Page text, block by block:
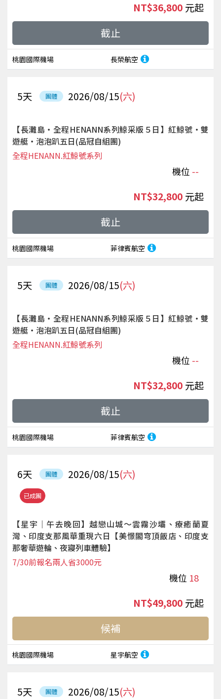
桃園國際機場 長榮航空
NT$36,800 起
截止
團體 2026/08/15(六)
5天
【長灘島‧全程HENANN系列鯨采版５日】紅鯨號‧雙
遊艇‧泡泡趴五日(品冠自組團)
機位 --
全程HENANN.紅鯨號系列
桃園國際機場 菲律賓航空
NT$32,800 起
截止
團體 2026/08/15(六)
5天
【長灘島‧全程HENANN系列鯨采版５日】紅鯨號‧雙
遊艇‧泡泡趴五日(品冠自組團)
機位 --
全程HENANN.紅鯨號系列
桃園國際機場 菲律賓航空
NT$32,800 起
截止
已成團
團體 2026/08/15(六)
6天
【星宇｜午去晚回】越戀山城～雲霧沙壩、療癒蘭夏
灣、印度支那風華重現六日【美憬閣穹頂飯店、印度支
那奢華遊輪、夜寢列車體驗】
機位 18
7/30前報名兩人省3000元
桃園國際機場 星宇航空
NT$49,800 起
候補
團體 2026/08/15(六)
5天